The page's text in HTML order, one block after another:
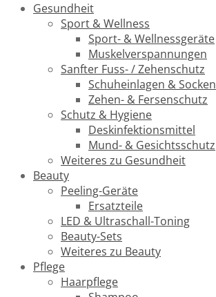
Gesundheit
Sport & Wellness
Sport- & Wellnessgeräte
Muskelverspannungen
Sanfter Fuss- / Zehenschutz
Schuheinlagen & Socken
Zehen- & Fersenschutz
Schutz & Hygiene
Deskinfektionsmittel
Mund- & Gesichtsschutz
Weiteres zu Gesundheit
Beauty
Peeling-Geräte
Ersatzteile
LED & Ultraschall-Toning
Beauty-Sets
Weiteres zu Beauty
Pflege
Haarpflege